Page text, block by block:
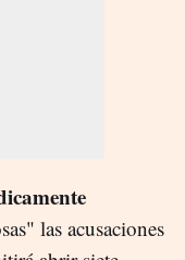
las acusaciones